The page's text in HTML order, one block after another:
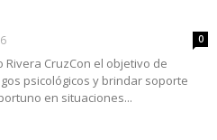
0
Rivera CruzCon el objetivo de
psicológicos y brindar soporte
en situaciones...